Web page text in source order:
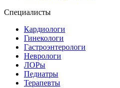
Специалисты
Кардиологи
Гинекологи
Гастроэнтерологи
Неврологи
ЛОРы
Педиатры
Терапевты